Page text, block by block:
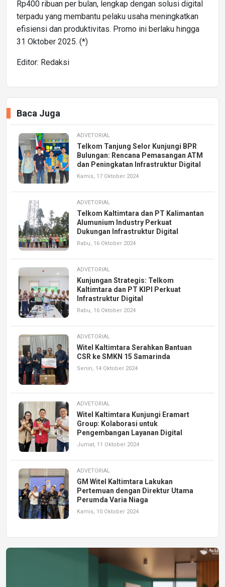
Rp400 ribuan per bulan, lengkap dengan solusi digital
terpadu yang membantu pelaku usaha meningkatkan
efisiensi dan produktivitas. Promo ini berlaku hingga
31 Oktober 2025. (*)
Editor: Redaksi
Baca Juga
ADVETORIAL
Telkom Tanjung Selor Kunjungi BPR
Bulungan: Rencana Pemasangan ATM
dan Peningkatan Infrastruktur Digital
Kamis, 17 Oktober 2024
ADVETORIAL
Telkom Kaltimtara dan PT Kalimantan
Alumunium Industry Perkuat
Dukungan Infrastruktur Digital
Rabu, 16 Oktober 2024
ADVETORIAL
Kunjungan Strategis: Telkom
Kaltimtara dan PT KIPI Perkuat
Infrastruktur Digital
Rabu, 16 Oktober 2024
ADVETORIAL
Witel Kaltimtara Serahkan Bantuan
CSR ke SMKN 15 Samarinda
Senin, 14 Oktober 2024
ADVETORIAL
Witel Kaltimtara Kunjungi Eramart
Group: Kolaborasi untuk
Pengembangan Layanan Digital
Jumat, 11 Oktober 2024
ADVETORIAL
GM Witel Kaltimtara Lakukan
Pertemuan dengan Direktur Utama
Perumda Varia Niaga
Kamis, 10 Oktober 2024